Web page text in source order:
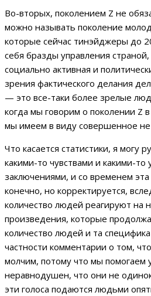
Во-вторых, поколением Z не
можно называть поколение
которые сейчас тинэйджеры до
себя бразды управления
социально активная и
зрения фактического делания
— это все-таки более зрелые
когда мы говорим о поколении Z
мы имеем в виду совершенное не
Что касается статистики, я могу
какими-то чувствами и какими-
заключениями, и со временем
конечно, но корректируется,
количество людей реагируют
произведения, которые
количество людей и та
частности комментарии о том,
молчим, потому что мы помогаем
неравнодушен, что они не
эти голоса подаются людьми